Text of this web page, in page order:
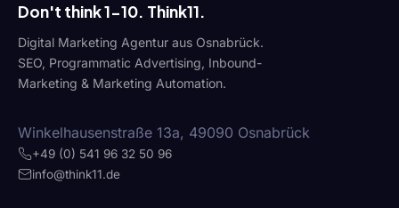
Don't think 1-10. Think11.
Digital Marketing Agentur aus Osnabrück.
SEO, Programmatic Advertising, Inbound-
Marketing & Marketing Automation.
Winkelhausenstraße 13a, 49090 Osnabrück
+49 (0) 541 96 32 50 96
info@think11.de